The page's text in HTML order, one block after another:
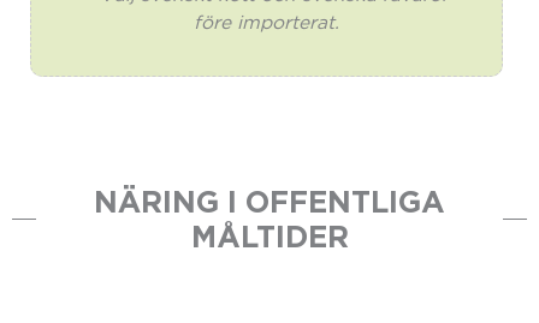
före importerat.
NÄRING I OFFENTLIGA
MÅLTIDER